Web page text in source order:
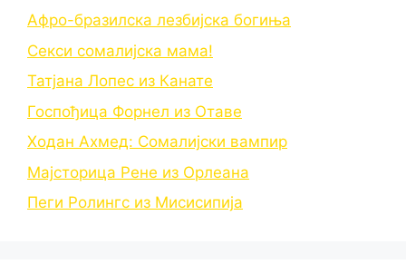
Афро-бразилска лезбијска богиња
Секси сомалијска мама!
Татјана Лопес из Канате
Госпођица Форнел из Отаве
Ходан Ахмед: Сомалијски вампир
Мајсторица Рене из Орлеана
Пеги Ролингс из Мисисипија